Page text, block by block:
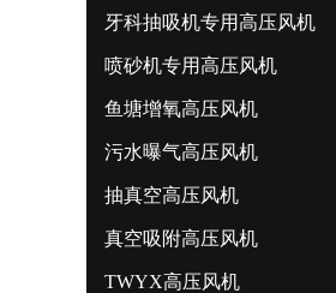
牙科抽吸机专用高压风机
喷砂机专用高压风机
鱼塘增氧高压风机
污水曝气高压风机
抽真空高压风机
真空吸附高压风机
TWYX高压风机